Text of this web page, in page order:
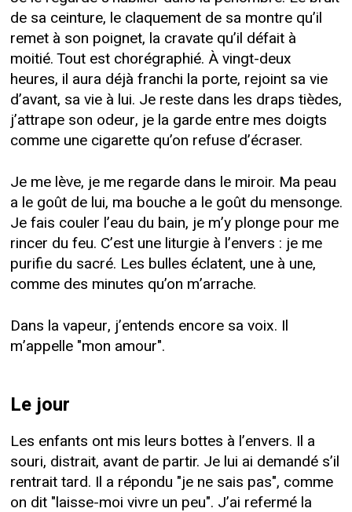
de sa ceinture, le claquement de sa montre qu’il
remet à son poignet, la cravate qu’il défait à
moitié. Tout est chorégraphié. À vingt-deux
heures, il aura déjà franchi la porte, rejoint sa vie
d’avant, sa vie à lui. Je reste dans les draps tièdes,
j’attrape son odeur, je la garde entre mes doigts
comme une cigarette qu’on refuse d’écraser.
Je me lève, je me regarde dans le miroir. Ma peau
a le goût de lui, ma bouche a le goût du mensonge.
Je fais couler l’eau du bain, je m’y plonge pour me
rincer du feu. C’est une liturgie à l’envers : je me
purifie du sacré. Les bulles éclatent, une à une,
comme des minutes qu’on m’arrache.
Dans la vapeur, j’entends encore sa voix. Il
m’appelle "mon amour".
Le jour
Les enfants ont mis leurs bottes à l’envers. Il a
souri, distrait, avant de partir. Je lui ai demandé s’il
rentrait tard. Il a répondu "je ne sais pas", comme
on dit "laisse-moi vivre un peu". J’ai refermé la